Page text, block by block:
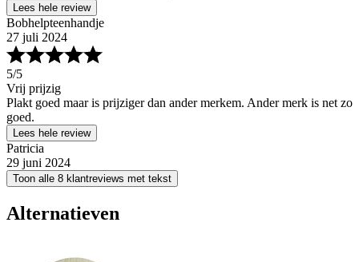
Lees hele review
Bobhelpteenhandje
27 juli 2024
5/5
Vrij prijzig
Plakt goed maar is prijziger dan ander merkem. Ander merk is net zo
goed.
Lees hele review
Patricia
29 juni 2024
Toon alle 8 klantreviews met tekst
Alternatieven